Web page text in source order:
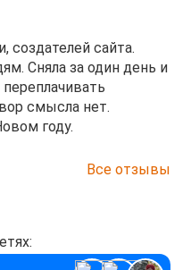
создателей сайта.
Сняла за один день и
смысла нет.
году.
Все отзывы